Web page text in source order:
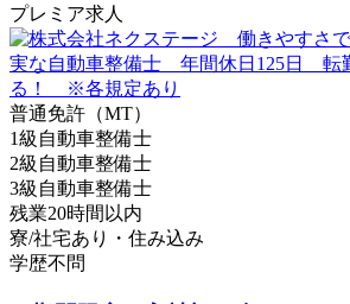
プレミア求人
普通免許（MT）
1級自動車整備士
2級自動車整備士
3級自動車整備士
残業20時間以内
寮/社宅あり・住み込み
学歴不問